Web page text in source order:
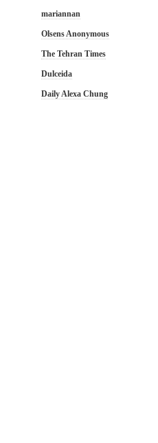
mariannan
Olsens Anonymous
The Tehran Times
Dulceida
Daily Alexa Chung